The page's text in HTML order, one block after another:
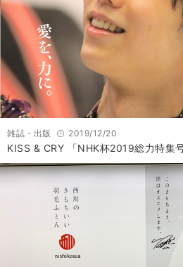
雑誌・出版 2019/12/20
KISS & CRY 「NHK杯2019総力特集